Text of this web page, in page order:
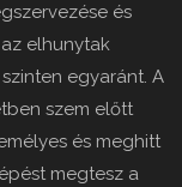
és
elhunytak
egyaránt. A
szem előtt
és meghitt
megtesz a